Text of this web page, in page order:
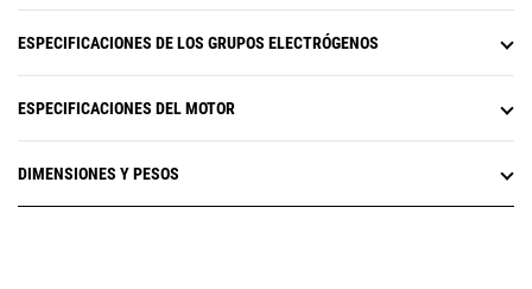
ESPECIFICACIONES DE LOS GRUPOS ELECTRÓGENOS
ESPECIFICACIONES DEL MOTOR
DIMENSIONES Y PESOS